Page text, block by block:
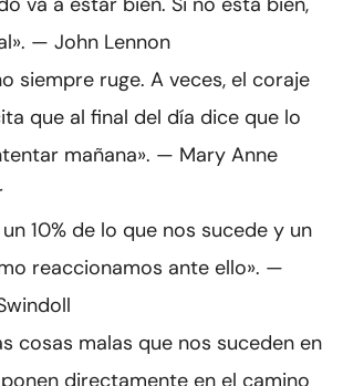
— John Lennon
siempre ruge. A veces, el coraje
que al final del día dice que lo
mañana». — Mary Anne
10% de lo que nos sucede y un
reaccionamos ante ello». —
cosas malas que nos suceden en